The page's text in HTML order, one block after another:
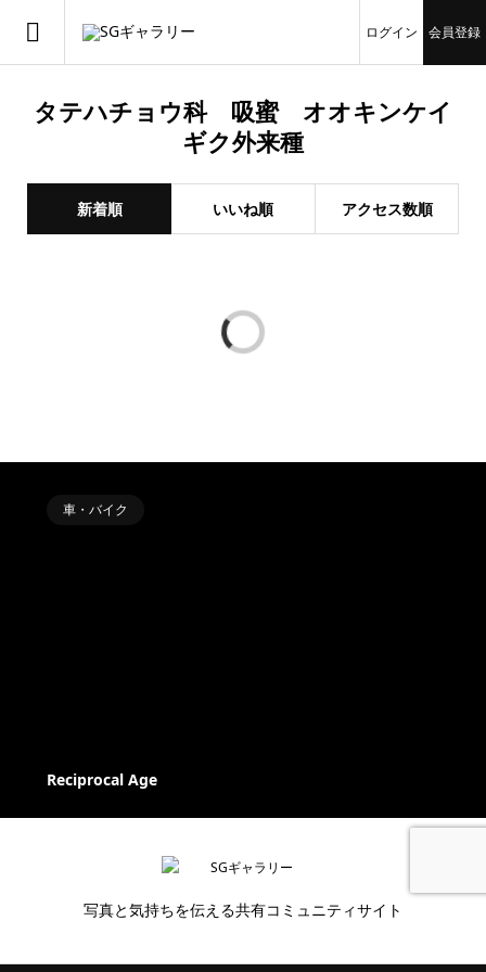
ログイン 会員登録
タテハチョウ科 吸蜜 オオキンケイ
ギク外来種
新着順 いいね順 アクセス数順
車・バイク
Reciprocal Age
写真と気持ちを伝える共有コミュニティサイト